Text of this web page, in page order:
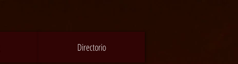
Directorio